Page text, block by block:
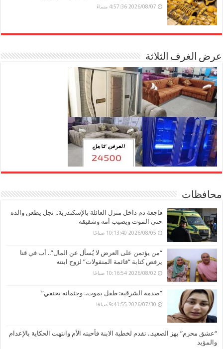
2026/08/07 4:57:36 مساءً
عرض الغرف الثلاثة
محافظات
فاجعة دم داخل منزل العائلة بالإسكندرية.. نجل يطعن والده
حتى الموت ويصيب أمه وشقيقه
2026/08/05 10:13:40 صباحًا
“من يؤتمن على العرض لا يُسأل عن المال”.. أب في قنا
يرفض كتابة “قائمة المنقولات” لزوج ابنته
2026/08/02 10:16:54 صباحًا
“صدمة الشرقية: طفل يموت.. وجثمانه يختفي”
2026/07/30 9:41:55 صباحًا
“عشق محرم” يهز الصعيد.. تقدم لخطبة الابنة فأحبته الأم وانتهت الحكاية بالإعدام
والمؤبد